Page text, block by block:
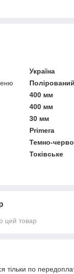
Україна
Полірований
400 мм
400 мм
30 мм
Primera
Темно-
Токівське
цей товар
тільки по